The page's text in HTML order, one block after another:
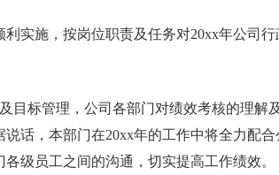
实施，按岗位职责及任务对20xx年公司行
目标管理，公司各部门对绩效考核的理解
话，本部门在20xx年的工作中将全力配
级员工之间的沟通，切实提高工作绩效。